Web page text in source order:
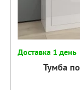
Доставка 1 день
Тумба